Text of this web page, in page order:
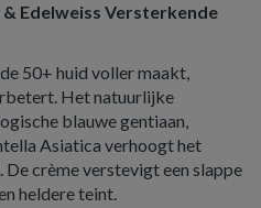
Edelweiss Versterkende
50+ huid voller maakt,
Het natuurlijke
blauwe gentiaan,
Asiatica verhoogt het
De crème verstevigt een slappe
heldere teint.